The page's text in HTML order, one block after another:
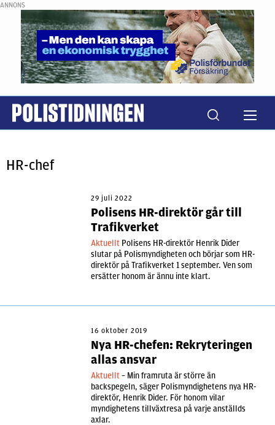
ANNONS
HR-chef
29 juli 2022
Polisens HR-direktör går till
Trafikverket
Aktuellt Polisens HR-direktör Henrik Dider
slutar på Polismyndigheten och börjar som HR-
direktör på Trafikverket 1 september. Ven som
ersätter honom är ännu inte klart.
16 oktober 2019
Nya HR-chefen: Rekryteringen
allas ansvar
Aktuellt – Min framruta är större än
backspegeln, säger Polismyndighetens nya HR-
direktör, Henrik Dider. För honom vilar
myndighetens tillväxtresa på varje anställds
axlar.